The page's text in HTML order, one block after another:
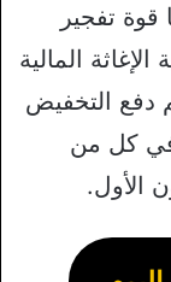
قوة تفجير
المالية
دفع التخفيض
في كل من
الأول.